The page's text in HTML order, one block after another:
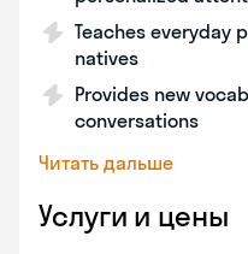
Teaches everyday
natives
Provides new
conversations
Читать дальше
Услуги и цены